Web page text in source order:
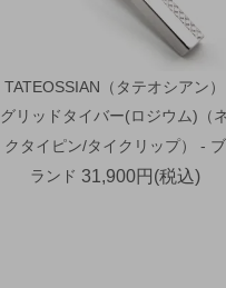
TATEOSSIAN（タテオシアン）
グリッドタイバー(ロジウム)（
クタイピン/タイクリップ） - ブ
ランド 31,900円(税込)